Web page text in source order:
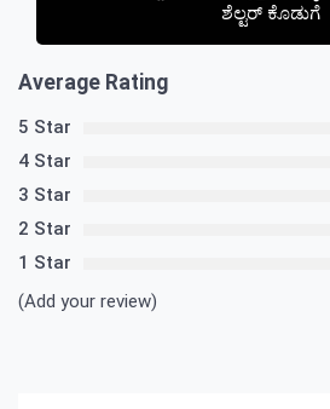
ಶೆಲ್ಟರ್ ಕೊಡುಗೆ
Average Rating
5 Star
4 Star
3 Star
2 Star
1 Star
(Add your review)